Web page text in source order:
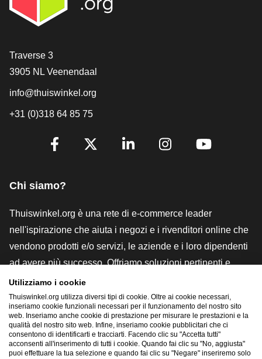
[_General:Contact]
Traverse 3
3905 NL Veenendaal
info@thuiswinkel.org
+31 (0)318 64 85 75
[_General:SocialMediaTitle]
Chi siamo?
Thuiswinkel.org è una rete di e-commerce leader
nell'ispirazione che aiuta i negozi e i rivenditori online che
vendono prodotti e/o servizi, le aziende e i loro dipendenti
ad avere più successo. Offriamo soluzioni pertinenti e
pratiche con vari marchi di fiducia, recensioni Thuiswinkel,
strumenti e consulenze legali, advocacy, ricerche di
mercato e disponiamo di una nostra piattaforma formativa,
la Thuiswinkel e-Academy.
Utilizziamo i cookie
Thuiswinkel.org utilizza diversi tipi di cookie. Oltre ai cookie necessari,
inseriamo cookie funzionali necessari per il funzionamento del nostro sito
web. Inseriamo anche cookie di prestazione per misurare le prestazioni e la
qualità del nostro sito web. Infine, inseriamo cookie pubblicitari che ci
consentono di identificarti e tracciarti. Facendo clic su "Accetta tutti"
acconsenti all'inserimento di tutti i cookie. Quando fai clic su "No, aggiusta"
puoi effettuare la tua selezione e quando fai clic su "Negare" inseriremo solo